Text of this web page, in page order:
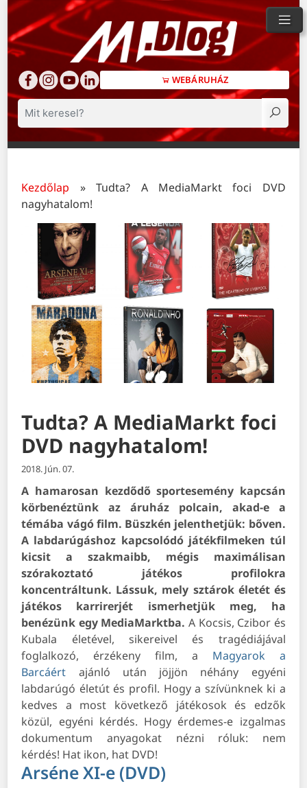
WEBÁRUHÁZ
Keresés
Kezdőlap »Tudta? A MediaMarkt foci DVD
nagyhatalom!
Tudta? A MediaMarkt foci
DVD nagyhatalom!
2018. Jún. 07.
A hamarosan kezdődő sportesemény kapcsán
körbenéztünk az áruház polcain, akad-e a
témába vágó film. Büszkén jelenthetjük: bőven.
A labdarúgáshoz kapcsolódó játékfilmeken túl
kicsit a szakmaibb, mégis maximálisan
szórakoztató játékos profilokra
koncentráltunk. Lássuk, mely sztárok életét és
játékos karrirerjét ismerhetjük meg, ha
benézünk egy MediaMarktba. A Kocsis, Czibor és
Kubala életével, sikereivel és tragédiájával
foglalkozó, érzékeny film, a Magyarok a
Barcáért ajánló után jöjjön néhány egyéni
labdarúgó életút és profil. Hogy a szívünknek ki a
kedves a most következő játékosok és edzők
közül, egyéni kérdés. Hogy érdemes-e izgalmas
dokumentum anyagokat nézni róluk: nem
kérdés! Hat ikon, hat DVD!
Arséne XI-e (DVD)